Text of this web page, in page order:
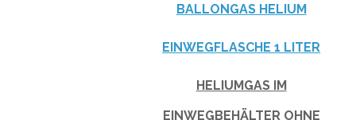
BALLONGAS HELIUM
EINWEGFLASCHE 1 LITER
HELIUMGAS IM
EINWEGBEHÄLTER OHNE